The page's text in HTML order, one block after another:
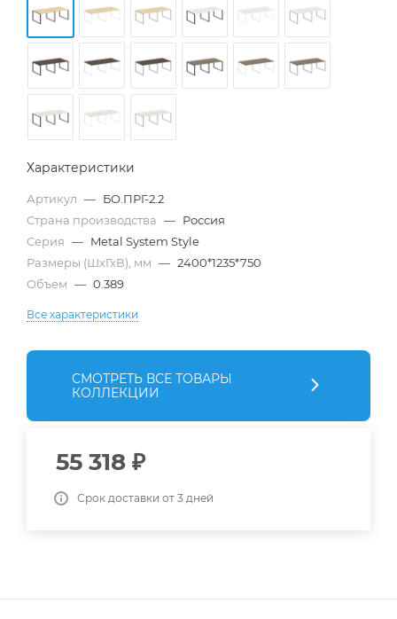
Характеристики
Артикул — БО.ПРГ-2.2
Страна производства — Россия
Серия — Metal System Style
Размеры (ШхГхВ), мм — 2400*1235*750
Объем — 0.389
Все характеристики
СМОТРЕТЬ ВСЕ ТОВАРЫ
КОЛЛЕКЦИИ
55 318 ₽
Срок доставки от 3 дней